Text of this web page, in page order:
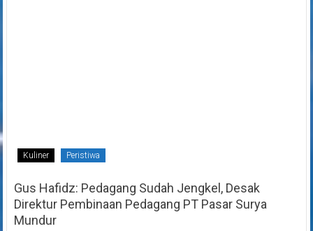
Kuliner Peristiwa
Gus Hafidz: Pedagang Sudah Jengkel, Desak
Direktur Pembinaan Pedagang PT Pasar Surya
Mundur